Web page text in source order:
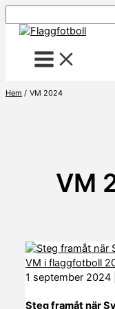
till
Hem VM 2024
VM
1 september 2024
Steg framåt när